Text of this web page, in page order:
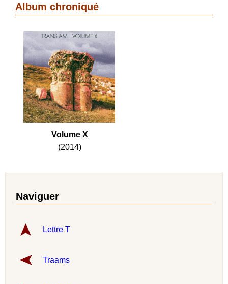
Album chroniqué
Volume X
(2014)
Naviguer
Lettre T
Traams